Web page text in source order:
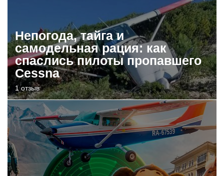
Непогода, тайга и
самодельная рация: как
спаслись пилоты пропавшего
Cessna
1 отзыв